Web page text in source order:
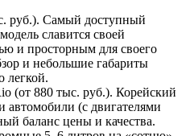
руб.). Самый доступный
славится своей
и просторным для своего
и небольшие габариты
легкой.
(от 880 тыс. руб.). Корейский
автомобили (с двигателями
баланс цены и качества.